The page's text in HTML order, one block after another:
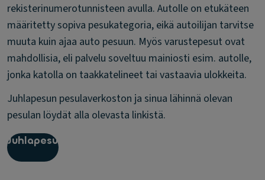
rekisterinumerotunnisteen avulla. Autolle on etukäteen
määritetty sopiva pesukategoria, eikä autoilijan tarvitse
muuta kuin ajaa auto pesuun. Myös varustepesut ovat
mahdollisia, eli palvelu soveltuu mainiosti esim. autolle,
jonka katolla on taakkatelineet tai vastaavia ulokkeita.
Juhlapesun pesulaverkoston ja sinua lähinnä olevan
pesulan löydät alla olevasta linkistä.
Juhlapesu